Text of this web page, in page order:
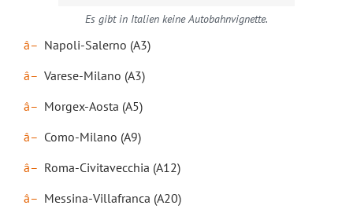
Es gibt in Italien keine Autobahnvignette.
Napoli-Salerno (A3)
Varese-Milano (A3)
Morgex-Aosta (A5)
Como-Milano (A9)
Roma-Civitavecchia (A12)
Messina-Villafranca (A20)